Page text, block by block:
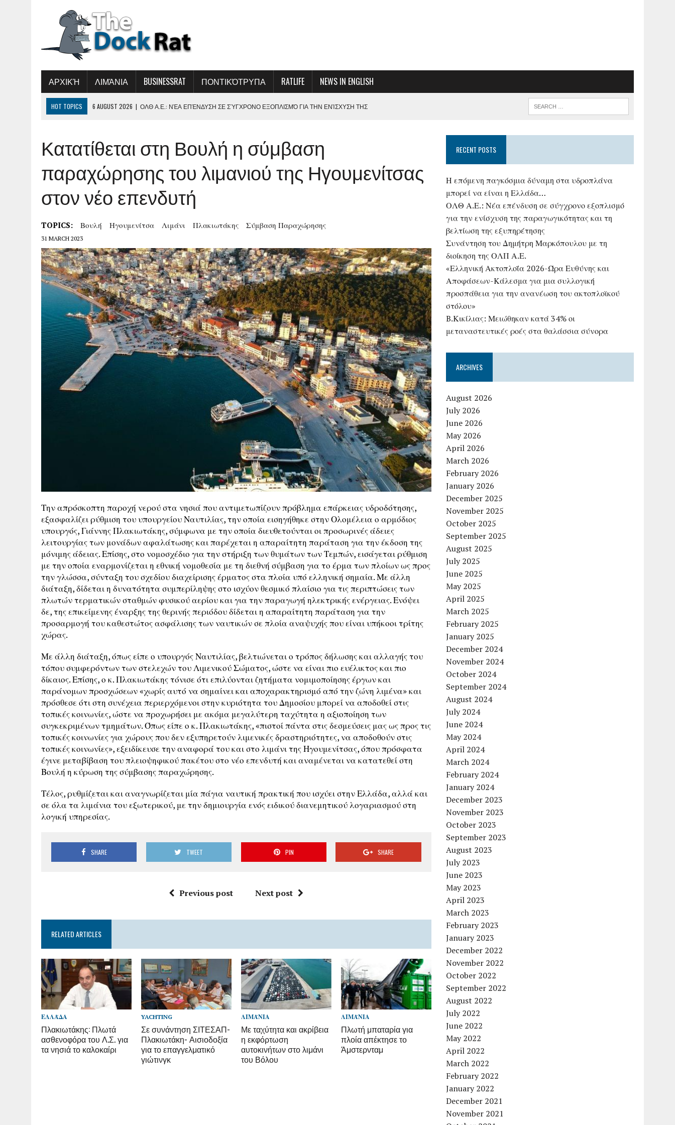
ΑΡΧΙΚΉ ΛΙΜΆΝΙΑ BUSINESSRAT ΠΟΝΤΙΚΌΤΡΥΠΑ RATLIFE NEWS IN ENGLISH
HOT TOPICS 6 AUGUST 2026 | ΟΛΘ Α.Ε.: ΝΈΑ ΕΠΈΝΔΥΣΗ ΣΕ ΣΎΓΧΡΟΝΟ ΕΞΟΠΛΙΣΜΌ ΓΙΑ ΤΗΝ ΕΝΊΣΧΥΣΗ ΤΗΣ
ΣΥΝΆΝΤΗΣΗ ΤΟΥ ΔΗΜΉΤΡΗ ΜΑΡΚΌΠΟΥΛΟΥ ΜΕ ΤΗ ΔΙΟΊΚΗΣΗ ΤΗΣ ΟΛΠ Α.Ε.
5 AUGUST 2026
«ΕΛΛΗΝΙΚΉ ΑΚΤΟΠΛΟΪ́Α 2026-ΏΡΑ ΕΥΘΎΝΗΣ ΚΑΙ ΑΠΟΦΆΣΕΩΝ-ΚΆΛΕΣΜΑ ΓΙΑ ΜΙΑ ΣΥΛΛΟΓΙΚΉ ΠΡΟΣΠΆΘΕΙΑ ΓΙΑ ΤΗ
Ν ΑΝΑΝΈΩΣΗ ΤΟΥ ΑΚΤΟΠΛΟΪΚΟΎ ΣΤΌΛΟΥ»
B.ΚΙΚΊΛΙΑΣ: ΜΕΙΏΘΗΚΑΝ ΚΑΤΆ 34% ΟΙ ΜΕΤΑΝΑΣΤΕΥΤΙΚΈΣ ΡΟΈΣ ΣΤΑ ΘΑΛΆΣΣΙΑ ΣΎΝΟΡΑ
7 AUGUST 2026 | Η ΕΠΌΜΕΝΗ ΠΑΓΚΌΣΜΙΑ ΔΎΝΑΜΗ ΣΤΑ ΥΔΡΟΠΛΆΝΑ ΜΠΟΡΕΊ ΝΑ ΕΊΝΑΙ Η ΕΛΛΆΔΑ…
Κατατίθεται στη Βουλή η σύμβαση
παραχώρησης του λιμανιού της Ηγουμενίτσας
στον νέο επενδυτή
TOPICS: Βουλή Ηγουμενίτσα Λιμάνι Πλακιωτάκης Σύμβαση Παραχώρησης
31 MARCH 2023
Την απρόσκοπτη παροχή νερού στα νησιά που αντιμετωπίζουν πρόβλημα επάρκειας υδροδότησης,
εξασφαλίζει ρύθμιση του υπουργείου Ναυτιλίας, την οποία εισηγήθηκε στην Ολομέλεια ο αρμόδιος
υπουργός, Γιάννης Πλακιωτάκης, σύμφωνα με την οποία διευθετούνται οι προσωρινές άδειες
λειτουργίας των μονάδων αφαλάτωσης και παρέχεται η απαραίτητη παράταση για την έκδοση της
μόνιμης άδειας. Επίσης, στο νομοσχέδιο για την στήριξη των θυμάτων των Τεμπών, εισάγεται ρύθμιση
με την οποία εναρμονίζεται η εθνική νομοθεσία με τη διεθνή σύμβαση για το έρμα των πλοίων ως προς
την γλώσσα, σύνταξη του σχεδίου διαχείρισης έρματος στα πλοία υπό ελληνική σημαία. Με άλλη
διάταξη, δίδεται η δυνατότητα συμπερίληψης στο ισχύον θεσμικό πλαίσιο για τις περιπτώσεις των
πλωτών τερματικών σταθμών φυσικού αερίου και για την παραγωγή ηλεκτρικής ενέργειας. Ενόψει
δε, της επικείμενης έναρξης της θερινής περιόδου δίδεται η απαραίτητη παράταση για την
προσαρμογή του καθεστώτος ασφάλισης των ναυτικών σε πλοία αναψυχής που είναι υπήκοοι τρίτης
χώρας.
Με άλλη διάταξη, όπως είπε ο υπουργός Ναυτιλίας, βελτιώνεται ο τρόπος δήλωσης και αλλαγής του
τόπου συμφερόντων των στελεχών του Λιμενικού Σώματος, ώστε να είναι πιο ευέλικτος και πιο
δίκαιος. Επίσης, ο κ. Πλακιωτάκης τόνισε ότι επιλύονται ζητήματα νομιμοποίησης έργων και
παράνομων προσχώσεων «χωρίς αυτό να σημαίνει και αποχαρακτηρισμό από την ζώνη λιμένα» και
πρόσθεσε ότι στη συνέχεια περιερχόμενοι στην κυριότητα του Δημοσίου μπορεί να αποδοθεί στις
τοπικές κοινωνίες, ώστε να προχωρήσει με ακόμα μεγαλύτερη ταχύτητα η αξιοποίηση των
συγκεκριμένων τμημάτων. Όπως είπε ο κ. Πλακιωτάκης, «πιστοί πάντα στις δεσμεύσεις μας ως προς τις
τοπικές κοινωνίες για χώρους που δεν εξυπηρετούν λιμενικές δραστηριότητες, να αποδοθούν στις
τοπικές κοινωνίες», εξειδίκευσε την αναφορά του και στο λιμάνι της Ηγουμενίτσας, όπου πρόσφατα
έγινε μεταβίβαση του πλειοψηφικού πακέτου στο νέο επενδυτή και αναμένεται να κατατεθεί στη
Βουλή η κύρωση της σύμβασης παραχώρησης.
Τέλος, ρυθμίζεται και αναγνωρίζεται μία πάγια ναυτική πρακτική που ισχύει στην Ελλάδα, αλλά και
σε όλα τα λιμάνια του εξωτερικού, με την δημιουργία ενός ειδικού διανεμητικού λογαριασμού στη
λογική υπηρεσίας.
SHARE TWEET PIN SHARE
Previous post Next post
RELATED ARTICLES
ΕΛΛΆΔΑ
Πλακιωτάκης: Πλωτά
ασθενοφόρα του Λ.Σ. για
τα νησιά το καλοκαίρι
YACHTING
Σε συνάντηση ΣΙΤΕΣΑΠ-
Πλακιωτάκη- Αισιοδοξία
για το επαγγελματικό
γιώτινγκ
ΛΙΜΆΝΙΑ
Με ταχύτητα και ακρίβεια
η εκφόρτωση
αυτοκινήτων στο λιμάνι
του Βόλου
ΛΙΜΆΝΙΑ
Πλωτή μπαταρία για
πλοία απέκτησε το
Άμστερνταμ
RECENT POSTS
Η επόμενη παγκόσμια δύναμη στα υδροπλάνα
μπορεί να είναι η Ελλάδα…
ΟΛΘ Α.Ε.: Νέα επένδυση σε σύγχρονο εξοπλισμό
για την ενίσχυση της παραγωγικότητας και τη
βελτίωση της εξυπηρέτησης
Συνάντηση του Δημήτρη Μαρκόπουλου με τη
διοίκηση της ΟΛΠ Α.Ε.
«Ελληνική Ακτοπλοΐα 2026-Ώρα Ευθύνης και
Αποφάσεων-Κάλεσμα για μια συλλογική
προσπάθεια για την ανανέωση του ακτοπλοϊκού
στόλου»
B.Κικίλιας: Μειώθηκαν κατά 34% οι
μεταναστευτικές ροές στα θαλάσσια σύνορα
ARCHIVES
August 2026
July 2026
June 2026
May 2026
April 2026
March 2026
February 2026
January 2026
December 2025
November 2025
October 2025
September 2025
August 2025
July 2025
June 2025
May 2025
April 2025
March 2025
February 2025
January 2025
December 2024
November 2024
October 2024
September 2024
August 2024
July 2024
June 2024
May 2024
April 2024
March 2024
February 2024
January 2024
December 2023
November 2023
October 2023
September 2023
August 2023
July 2023
June 2023
May 2023
April 2023
March 2023
February 2023
January 2023
December 2022
November 2022
October 2022
September 2022
August 2022
July 2022
June 2022
May 2022
April 2022
March 2022
February 2022
January 2022
December 2021
November 2021